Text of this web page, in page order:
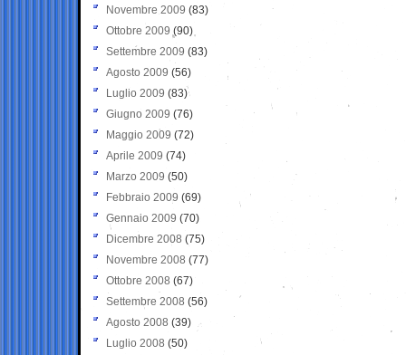
Novembre 2009 (83)
Ottobre 2009 (90)
Settembre 2009 (83)
Agosto 2009 (56)
Luglio 2009 (83)
Giugno 2009 (76)
Maggio 2009 (72)
Aprile 2009 (74)
Marzo 2009 (50)
Febbraio 2009 (69)
Gennaio 2009 (70)
Dicembre 2008 (75)
Novembre 2008 (77)
Ottobre 2008 (67)
Settembre 2008 (56)
Agosto 2008 (39)
Luglio 2008 (50)